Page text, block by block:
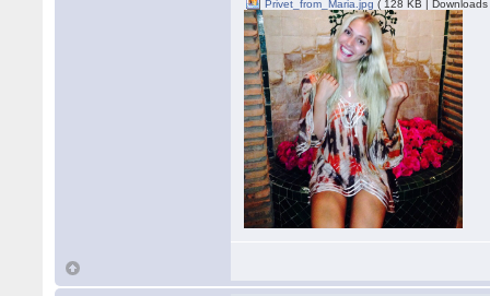
Privet_from_Maria.jpg ( 128 KB | Downloads